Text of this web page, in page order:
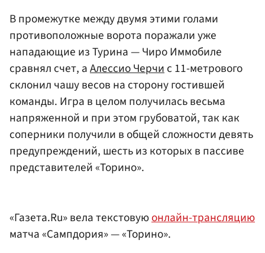
В промежутке между двумя этими голами
противоположные ворота поражали уже
нападающие из Турина — Чиро Иммобиле
сравнял счет, аАлессио Черчис 11-метрового
склонил чашу весов на сторону гостившей
команды. Игра в целом получилась весьма
напряженной и при этом грубоватой, так как
соперники получили в общей сложности девять
предупреждений, шесть из которых в пассиве
представителей «Торино».
«Газета.Ru» вела текстовуюонлайн-трансляцию
матча «Сампдория» — «Торино».